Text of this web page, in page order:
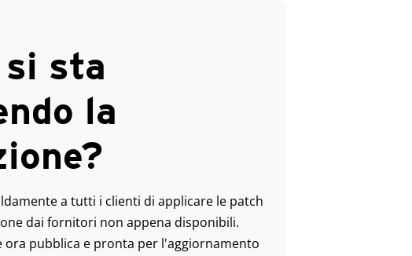
si sta
la
a tutti i clienti di applicare le patch
dai fornitori non appena disponibili.
ora pubblica e pronta per l'aggiornamento